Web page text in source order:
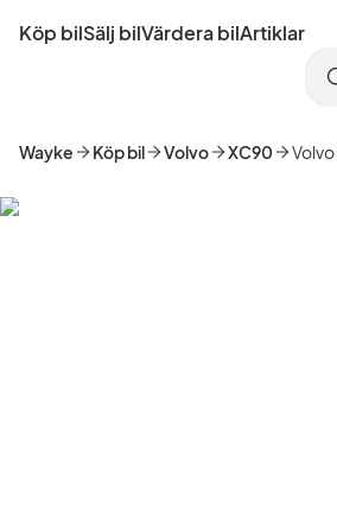
tillKöp bilSälj bilVärdera bilArtiklar
Wayke Köp bil Volvo XC90